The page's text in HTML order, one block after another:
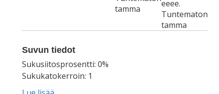
tamma
eeee.
Tuntematon
tamma
Suvun tiedot
Sukusiitosprosentti: 0%
Sukukatokerroin: 1